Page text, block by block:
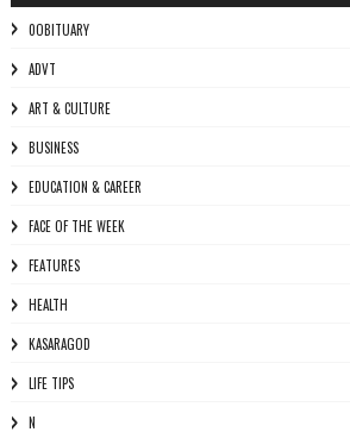
0OBITUARY
ADVT
ART & CULTURE
BUSINESS
EDUCATION & CAREER
FACE OF THE WEEK
FEATURES
HEALTH
KASARAGOD
LIFE TIPS
N